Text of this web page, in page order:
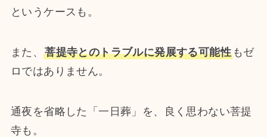
というケースも。
また、菩提寺とのトラブルに発展する可能性もゼ
ロではありません。
通夜を省略した「一日葬」を、良く思わない菩提
寺も。